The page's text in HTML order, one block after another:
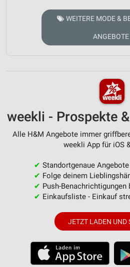
WEITERE MODE &
ANGEBOTE
weekli - Prospekte
Alle H&M Angebote immer
weekli App für iOS
✔ Standortgenaue Angebote
✔ Folge deinem
✔ Push-
✔ Einkaufsliste - Einkauf
JETZT LADEN UND